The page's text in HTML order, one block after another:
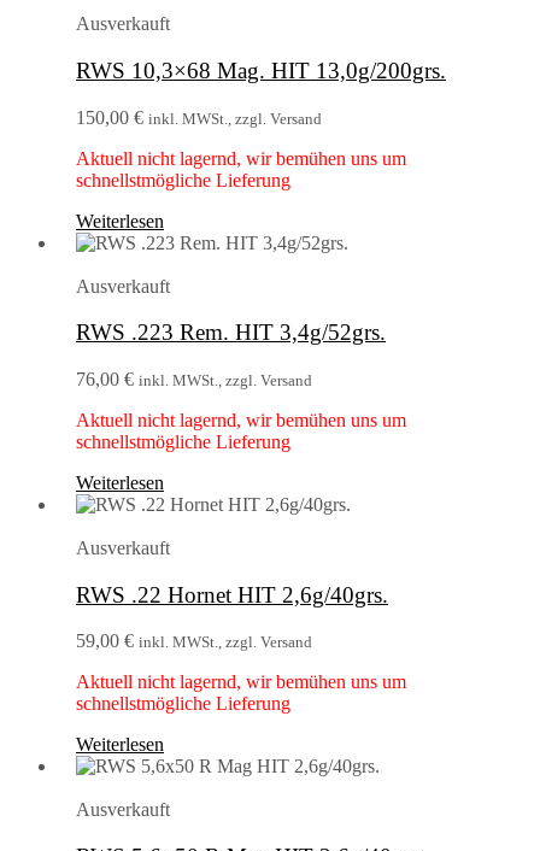
Ausverkauft
RWS 10,3×68 Mag. HIT 13,0g/200grs.
150,00 € inkl. MWSt., zzgl. Versand
Aktuell nicht lagernd, wir bemühen uns um
schnellstmögliche Lieferung
Weiterlesen
Ausverkauft
RWS .223 Rem. HIT 3,4g/52grs.
76,00 € inkl. MWSt., zzgl. Versand
Aktuell nicht lagernd, wir bemühen uns um
schnellstmögliche Lieferung
Weiterlesen
Ausverkauft
RWS .22 Hornet HIT 2,6g/40grs.
59,00 € inkl. MWSt., zzgl. Versand
Aktuell nicht lagernd, wir bemühen uns um
schnellstmögliche Lieferung
Weiterlesen
Ausverkauft